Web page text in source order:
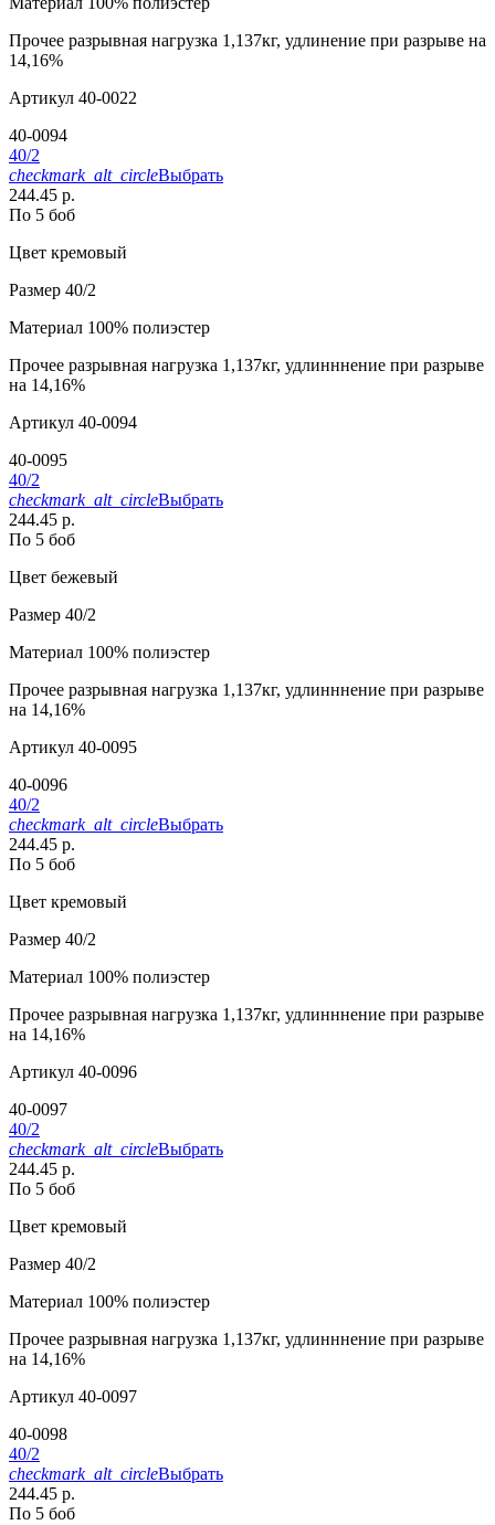
Прочее разрывная нагрузка 1,137кг, удлинение при разрыве на
14,16%
Артикул 40-0022
40-0094
40/2
checkmark_alt_circleВыбрать
244.45 р.
По 5 боб
Цвет кремовый
Размер 40/2
Материал 100% полиэстер
Прочее разрывная нагрузка 1,137кг, удлинннение при разрыве
на 14,16%
Артикул 40-0094
40-0095
40/2
checkmark_alt_circleВыбрать
244.45 р.
По 5 боб
Цвет бежевый
Размер 40/2
Материал 100% полиэстер
Прочее разрывная нагрузка 1,137кг, удлинннение при разрыве
на 14,16%
Артикул 40-0095
40-0096
40/2
checkmark_alt_circleВыбрать
244.45 р.
По 5 боб
Цвет кремовый
Размер 40/2
Материал 100% полиэстер
Прочее разрывная нагрузка 1,137кг, удлинннение при разрыве
на 14,16%
Артикул 40-0096
40-0097
40/2
checkmark_alt_circleВыбрать
244.45 р.
По 5 боб
Цвет кремовый
Размер 40/2
Материал 100% полиэстер
Прочее разрывная нагрузка 1,137кг, удлинннение при разрыве
на 14,16%
Артикул 40-0097
40-0098
40/2
checkmark_alt_circleВыбрать
244.45 р.
По 5 боб